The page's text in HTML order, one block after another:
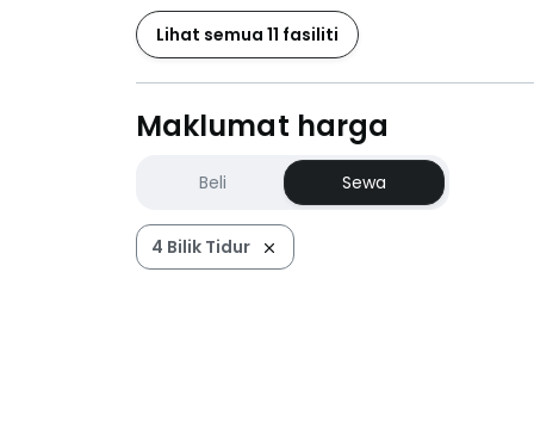
Lihat semua 11 fasiliti
Maklumat harga
Beli Sewa
4 Bilik Tidur